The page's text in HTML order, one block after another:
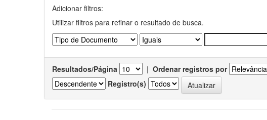
Adicionar filtros:
Utilizar filtros para refinar o resultado de busca.
Resultados/Página | Ordenar registros por
Registro(s)